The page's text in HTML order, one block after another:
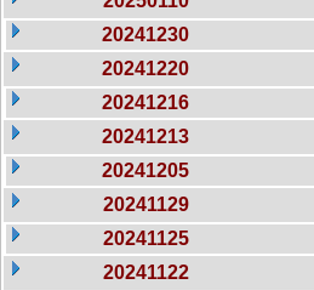
20241230
20241220
20241216
20241213
20241205
20241129
20241125
20241122